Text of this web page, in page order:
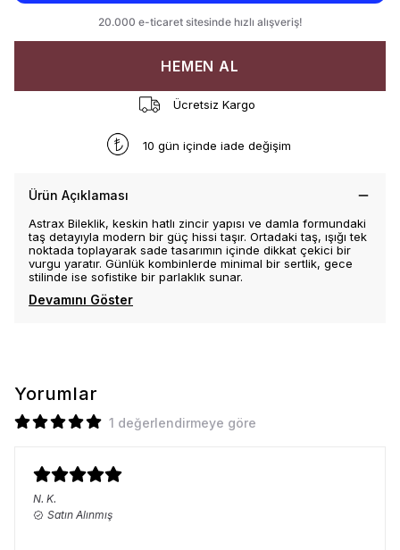
HEMEN AL
Ücretsiz Kargo
10 gün içinde iade değişim
Ürün Açıklaması
Astrax Bileklik, keskin hatlı zincir yapısı ve damla formundaki
taş detayıyla modern bir güç hissi taşır. Ortadaki taş, ışığı tek
noktada toplayarak sade tasarımın içinde dikkat çekici bir
vurgu yaratır. Günlük kombinlerde minimal bir sertlik, gece
stilinde ise sofistike bir parlaklık sunar.
Devamını Göster
Yorumlar
1 değerlendirmeye göre
N. K.
Satın Alınmış